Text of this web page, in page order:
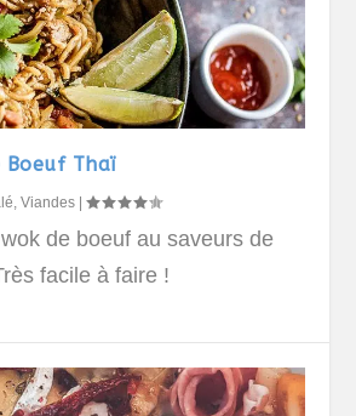
Boeuf Thaï
,Viandes |
de boeuf au saveurs de
facile à faire !